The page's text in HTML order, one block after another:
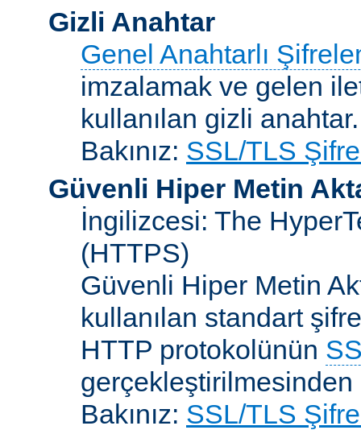
Gizli Anahtar
Genel Anahtarlı
imzalamak ve gelen
kullanılan gizli anahtar.
Bakınız: SSL/TLS
Güvenli Hiper Metin
İngilizcesi: The
(HTTPS)
Güvenli Hiper Metin
kullanılan standart
HTTP protokolünün
Bakınız: SSL/TLS